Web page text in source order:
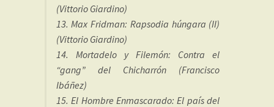
(Vittorio Giardino)
13. Max Fridman: Rapsodia húngara (II)
(Vittorio Giardino)
14. Mortadelo y Filemón: Contra el
“gang” del Chicharrón (Francisco
Ibáñez)
15. El Hombre Enmascarado: El país del